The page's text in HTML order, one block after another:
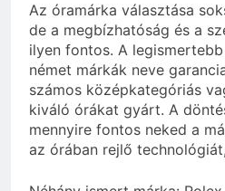
Az óramárka választása
de a megbízhatóság és a
ilyen fontos. A
német márkák neve
számos középkategóriás
kiváló órákat gyárt. A
mennyire fontos neked a
az órában rejlő